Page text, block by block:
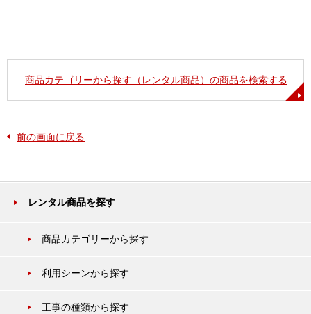
商品カテゴリーから探す（レンタル商品）の商品を検索する
前の画面に戻る
レンタル商品を探す
商品カテゴリーから探す
利用シーンから探す
工事の種類から探す